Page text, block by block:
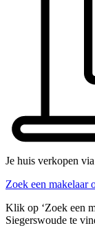
Je huis verkopen
Zoek een makelaar
Klik op ‘Zoek een
Siegerswoude te